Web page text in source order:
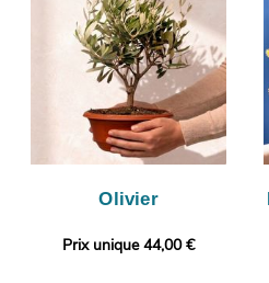
Olivier
Prix unique 44,00 €